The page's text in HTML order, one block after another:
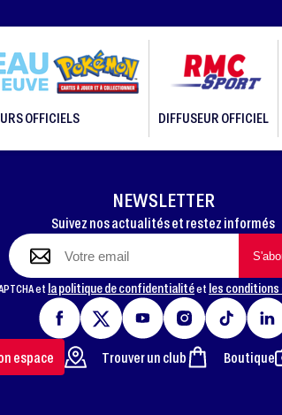
OFFICIELS DIFFUSEUR OFFICIEL
NEWSLETTER
Suivez nos actualités et restez informés
et la politique de confidentialitéet les
espace Trouver un club Boutique